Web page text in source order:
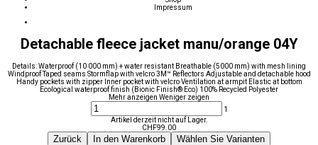
Impressum
Detachable fleece jacket manu/orange 04Y
Details: Waterproof (10 000 mm) + water resistant Breathable (5000 mm) with mesh lining
Windproof Taped seams Stormflap with velcro 3M™ Reflectors Adjustable and detachable hood
Handy pockets with zipper Inner pocket with velcro Ventilation at armpit Elastic at bottom
Ecological waterproof finish (Bionic Finish® Eco) 100% Recycled Polyester
Mehr anzeigen Weniger zeigen
1
Artikel derzeit nicht auf Lager.
CHF99.00
Zurück In den Warenkorb Wählen Sie Varianten